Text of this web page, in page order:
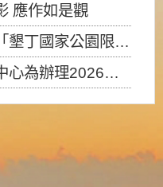
應作如是觀
憩活動之種類、範圍、時間及行為」，自即日生效。
，陸、海、空域警戒及協調相關事宜，因颱風備案事宜